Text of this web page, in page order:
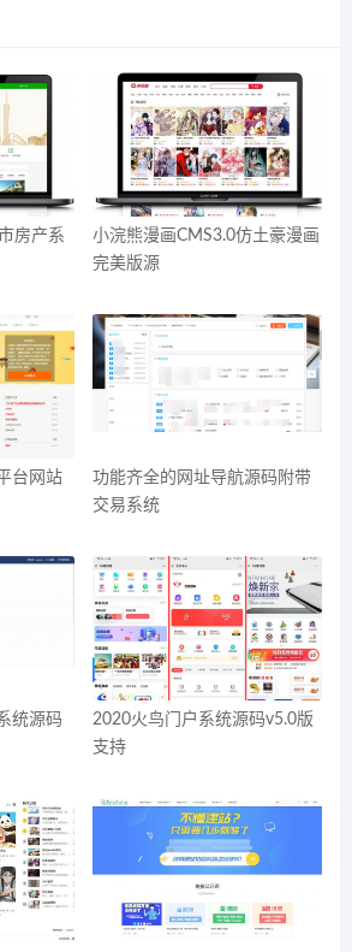
房产系
小浣熊漫画CMS3.0仿土豪漫画
完美版源
台网站
功能齐全的网址导航源码附带
交易系统
统源码
2020火鸟门户系统源码v5.0版
支持